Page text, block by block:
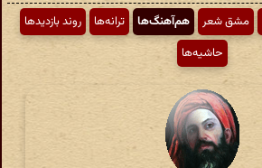
مشق شعر هم‌آهنگ‌ها ترانه‌ها
روند بازدیدها
حاشیه‌ها